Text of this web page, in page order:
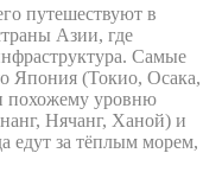
путешествуют в
Азии, где
Самые
Япония (Токио, Осака,
похожему уровню
Нячанг, Ханой) и
едут за тёплым морем,